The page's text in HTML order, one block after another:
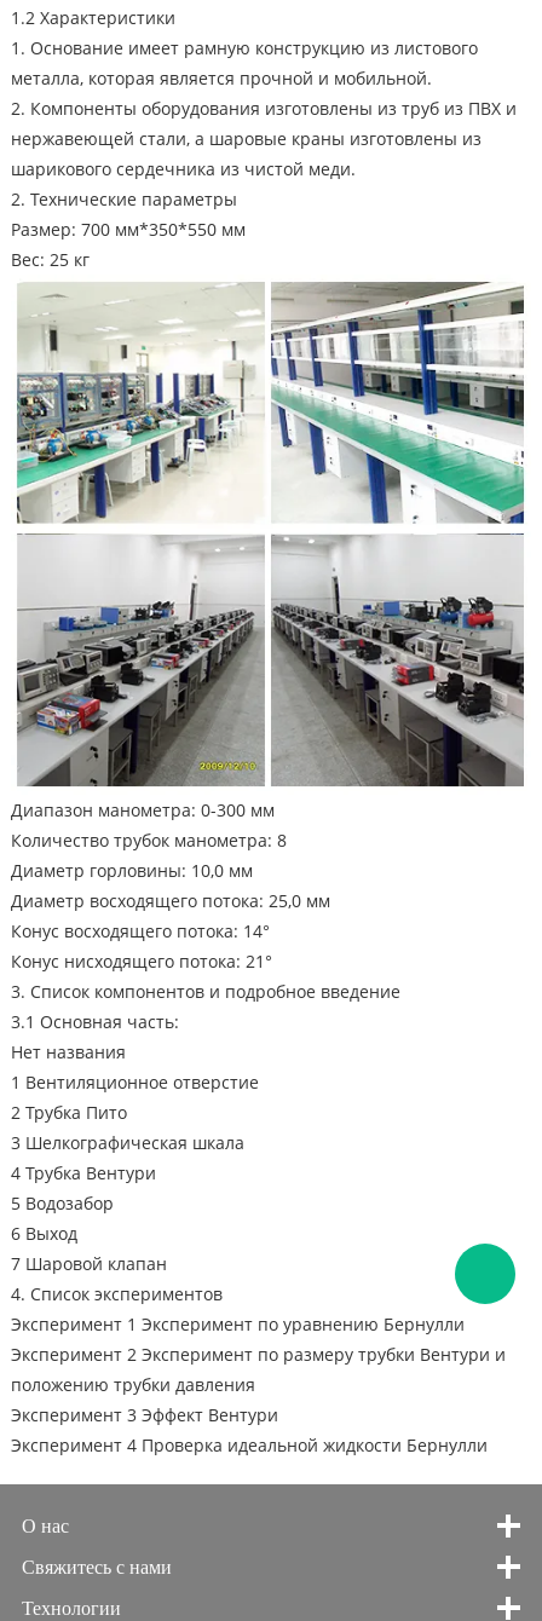
1.2 Характеристики
1. Основание имеет рамную конструкцию из листового
металла, которая является прочной и мобильной.
2. Компоненты оборудования изготовлены из труб из ПВХ и
нержавеющей стали, а шаровые краны изготовлены из
шарикового сердечника из чистой меди.
2. Технические параметры
Размер: 700 мм*350*550 мм
Вес: 25 кг
Диапазон манометра: 0-300 мм
Количество трубок манометра: 8
Диаметр горловины: 10,0 мм
Диаметр восходящего потока: 25,0 мм
Конус восходящего потока: 14°
Конус нисходящего потока: 21°
3. Список компонентов и подробное введение
3.1 Основная часть:
Нет названия
1 Вентиляционное отверстие
2 Трубка Пито
3 Шелкографическая шкала
4 Трубка Вентури
5 Водозабор
6 Выход
7 Шаровой клапан
4. Список экспериментов
Эксперимент 1 Эксперимент по уравнению Бернулли
Эксперимент 2 Эксперимент по размеру трубки Вентури и
положению трубки давления
Эксперимент 3 Эффект Вентури
Эксперимент 4 Проверка идеальной жидкости Бернулли
О нас
Свяжитесь с нами
Технологии